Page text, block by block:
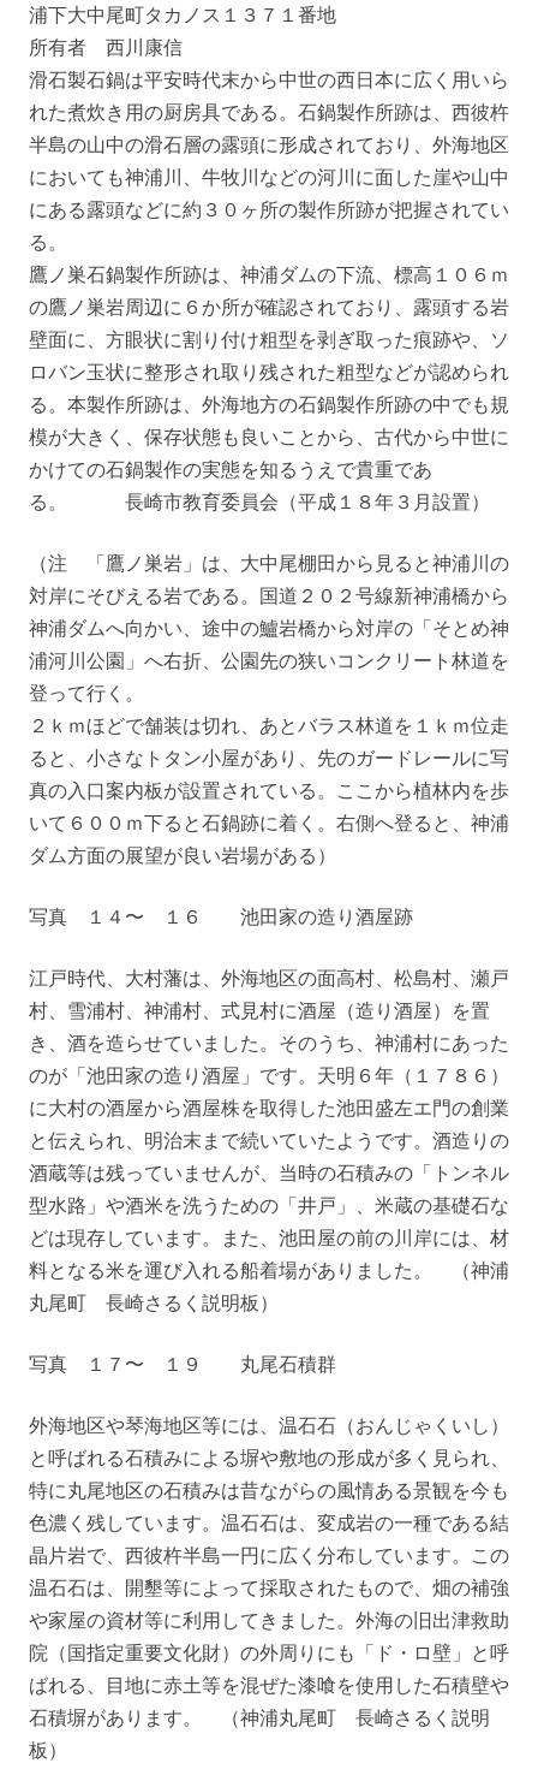
浦下大中尾町タカノス１３７１番地
所有者 西川康信
滑石製石鍋は平安時代末から中世の西日本に広く用いら
れた煮炊き用の厨房具である。石鍋製作所跡は、西彼杵
半島の山中の滑石層の露頭に形成されており、外海地区
においても神浦川、牛牧川などの河川に面した崖や山中
にある露頭などに約３０ヶ所の製作所跡が把握されてい
る。
鷹ノ巣石鍋製作所跡は、神浦ダムの下流、標高１０６ｍ
の鷹ノ巣岩周辺に６か所が確認されており、露頭する岩
壁面に、方眼状に割り付け粗型を剥ぎ取った痕跡や、ソ
ロバン玉状に整形され取り残された粗型などが認められ
る。本製作所跡は、外海地方の石鍋製作所跡の中でも規
模が大きく、保存状態も良いことから、古代から中世に
かけての石鍋製作の実態を知るうえで貴重であ
る。 長崎市教育委員会（平成１８年３月設置）
（注 「鷹ノ巣岩」は、大中尾棚田から見ると神浦川の
対岸にそびえる岩である。国道２０２号線新神浦橋から
神浦ダムへ向かい、途中の鱸岩橋から対岸の「そとめ神
浦河川公園」へ右折、公園先の狭いコンクリート林道を
登って行く。
２ｋｍほどで舗装は切れ、あとバラス林道を１ｋｍ位走
ると、小さなトタン小屋があり、先のガードレールに写
真の入口案内板が設置されている。ここから植林内を歩
いて６００ｍ下ると石鍋跡に着く。右側へ登ると、神浦
ダム方面の展望が良い岩場がある）
写真 １４〜 １６ 池田家の造り酒屋跡
江戸時代、大村藩は、外海地区の面高村、松島村、瀬戸
村、雪浦村、神浦村、式見村に酒屋（造り酒屋）を置
き、酒を造らせていました。そのうち、神浦村にあった
のが「池田家の造り酒屋」です。天明６年（１７８６）
に大村の酒屋から酒屋株を取得した池田盛左エ門の創業
と伝えられ、明治末まで続いていたようです。酒造りの
酒蔵等は残っていませんが、当時の石積みの「トンネル
型水路」や酒米を洗うための「井戸」、米蔵の基礎石な
どは現存しています。また、池田屋の前の川岸には、材
料となる米を運び入れる船着場がありました。 （神浦
丸尾町 長崎さるく説明板）
写真 １７〜 １９ 丸尾石積群
外海地区や琴海地区等には、温石石（おんじゃくいし）
と呼ばれる石積みによる塀や敷地の形成が多く見られ、
特に丸尾地区の石積みは昔ながらの風情ある景観を今も
色濃く残しています。温石石は、変成岩の一種である結
晶片岩で、西彼杵半島一円に広く分布しています。この
温石石は、開墾等によって採取されたもので、畑の補強
や家屋の資材等に利用してきました。外海の旧出津救助
院（国指定重要文化財）の外周りにも「ド・ロ壁」と呼
ばれる、目地に赤土等を混ぜた漆喰を使用した石積壁や
石積塀があります。 （神浦丸尾町 長崎さるく説明
板）